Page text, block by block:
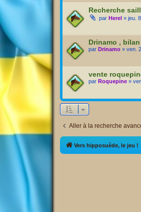
Recherche
par Herel » jeu.
Drinamo , bilan
par Drinamo » ven.
vente
par Roquepine »
Aller à la recherche
Vers hipposuède, le jeu !